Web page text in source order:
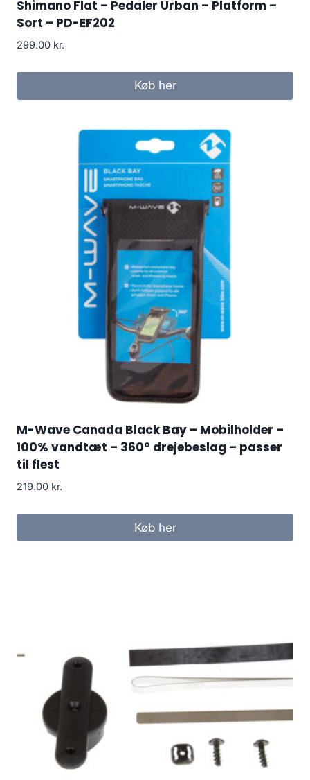
Shimano Flat – Pedaler Urban – Platform –
Sort – PD-EF202
299.00 kr.
Køb her
M-Wave Canada Black Bay – Mobilholder –
100% vandtæt – 360° drejebeslag – passer
til flest
219.00 kr.
Køb her